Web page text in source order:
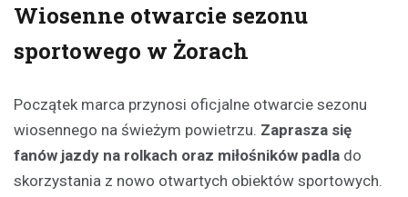
Wiosenne otwarcie sezonu
sportowego w Żorach
Początek marca przynosi oficjalne otwarcie sezonu
wiosennego na świeżym powietrzu. Zaprasza się
fanów jazdy na rolkach oraz miłośników padla do
skorzystania z nowo otwartych obiektów sportowych.